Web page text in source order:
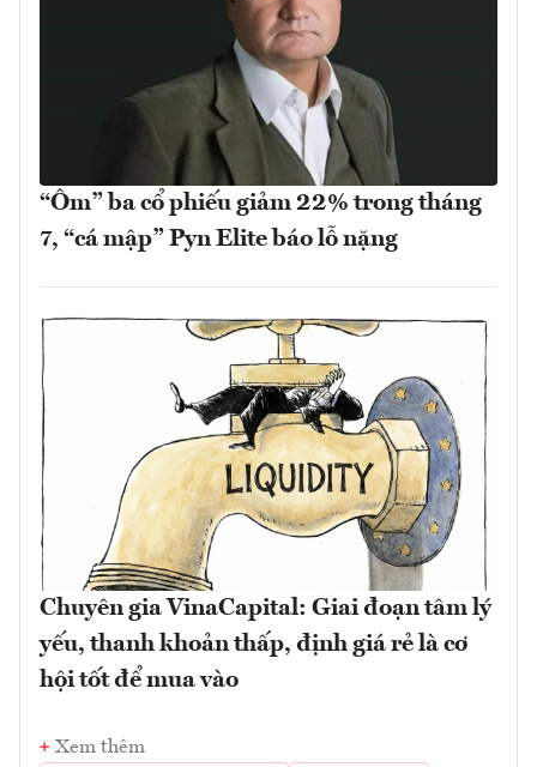
“Ôm” ba cổ phiếu giảm 22% trong tháng
7, “cá mập” Pyn Elite báo lỗ nặng
Chuyên gia VinaCapital: Giai đoạn tâm lý
yếu, thanh khoản thấp, định giá rẻ là cơ
hội tốt để mua vào
Xem thêm